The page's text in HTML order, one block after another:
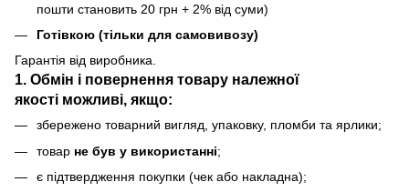
пошти становить 20 грн + 2% від суми)
Готівкою (тільки для самовивозу)
Гарантія від виробника.
1. Обмін і повернення товару належної
якості можливі, якщо:
збережено товарний вигляд, упаковку, пломби та ярлики;
товар не був у використанні;
є підтвердження покупки (чек або накладна);